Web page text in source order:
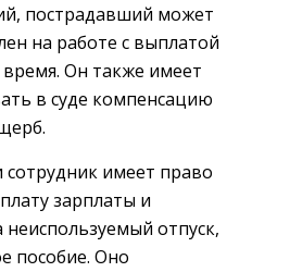
пострадавший может
на работе с выплатой
время. Он также имеет
в суде компенсацию
имеет право
зарплаты и
отпуск,
пособие. Оно